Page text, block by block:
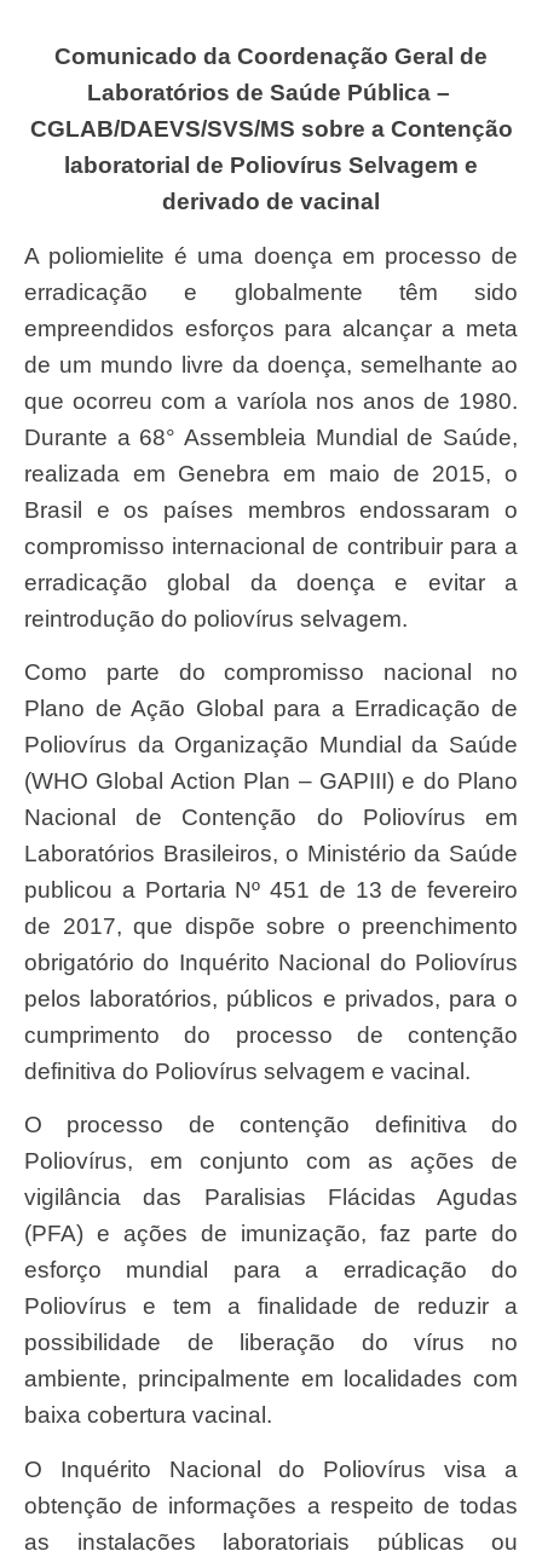
Comunicado da Coordenação Geral de
Laboratórios de Saúde Pública –
CGLAB/DAEVS/SVS/MS sobre a Contenção
laboratorial de Poliovírus Selvagem e
derivado de vacinal
A poliomielite é uma doença em processo de
erradicação e globalmente têm sido
empreendidos esforços para alcançar a meta
de um mundo livre da doença, semelhante ao
que ocorreu com a varíola nos anos de 1980.
Durante a 68° Assembleia Mundial de Saúde,
realizada em Genebra em maio de 2015, o
Brasil e os países membros endossaram o
compromisso internacional de contribuir para a
erradicação global da doença e evitar a
reintrodução do poliovírus selvagem.
Como parte do compromisso nacional no
Plano de Ação Global para a Erradicação de
Poliovírus da Organização Mundial da Saúde
(WHO Global Action Plan – GAPIII) e do Plano
Nacional de Contenção do Poliovírus em
Laboratórios Brasileiros, o Ministério da Saúde
publicou a Portaria Nº 451 de 13 de fevereiro
de 2017, que dispõe sobre o preenchimento
obrigatório do Inquérito Nacional do Poliovírus
pelos laboratórios, públicos e privados, para o
cumprimento do processo de contenção
definitiva do Poliovírus selvagem e vacinal.
O processo de contenção definitiva do
Poliovírus, em conjunto com as ações de
vigilância das Paralisias Flácidas Agudas
(PFA) e ações de imunização, faz parte do
esforço mundial para a erradicação do
Poliovírus e tem a finalidade de reduzir a
possibilidade de liberação do vírus no
ambiente, principalmente em localidades com
baixa cobertura vacinal.
O Inquérito Nacional do Poliovírus visa a
obtenção de informações a respeito de todas
as instalações laboratoriais públicas ou